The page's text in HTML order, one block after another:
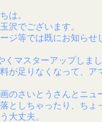
は。
沢でございます。
ジ等では既にお知ら
くマスターアップしま
が足りなくなって、ア
のさいとうさんとニュ
としちゃったり、ち
大丈夫。